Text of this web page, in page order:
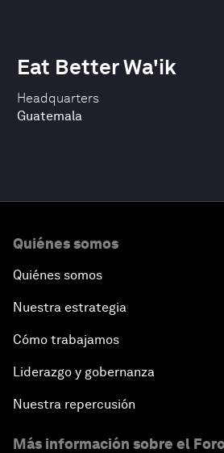
Headquarters
Guatemala
Eat Better Wa'ik
Quiénes somos
Quiénes somos
Nuestra estrategia
Cómo trabajamos
Liderazgo y gobernanza
Nuestra repercusión
Más información sobre el